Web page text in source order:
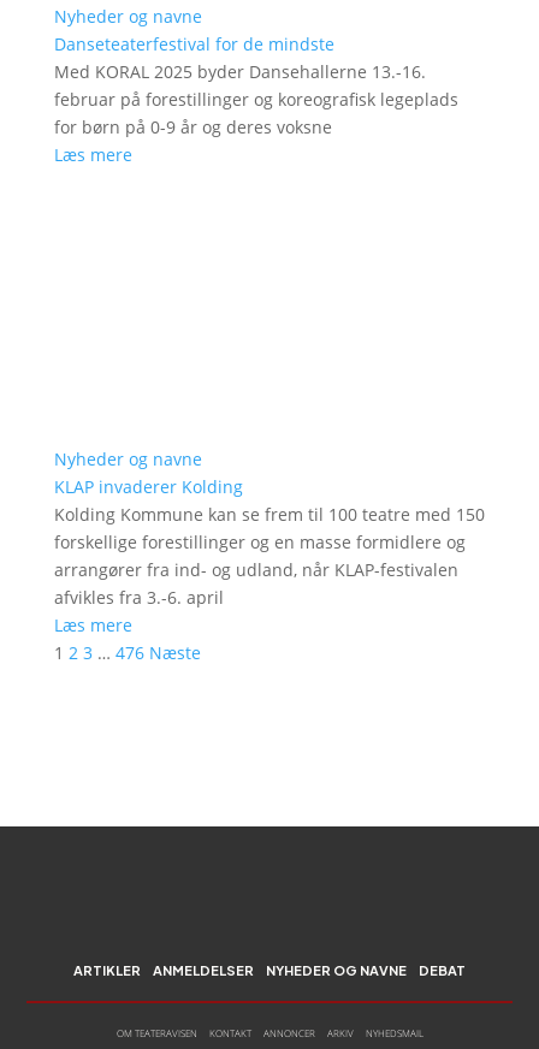
Nyheder og navne
Danseteaterfestival for de mindste
Med KORAL 2025 byder Dansehallerne 13.-16.
februar på forestillinger og koreografisk legeplads
for børn på 0-9 år og deres voksne
Læs mere
Nyheder og navne
KLAP invaderer Kolding
Kolding Kommune kan se frem til 100 teatre med 150
forskellige forestillinger og en masse formidlere og
arrangører fra ind- og udland, når KLAP-festivalen
afvikles fra 3.-6. april
Læs mere
1 2 3 … 476 Næste
ARTIKLER ANMELDELSER NYHEDER OG NAVNE DEBAT
OM TEATERAVISEN KONTAKT ANNONCER ARKIV NYHEDSMAIL